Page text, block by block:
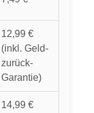
12,99 €
(inkl. Geld-
zurück-
Garantie)
14,99 €